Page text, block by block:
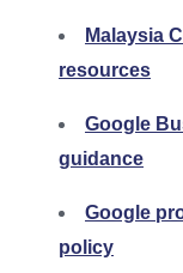
Malaysia
resources
Google
guidance
Google
policy